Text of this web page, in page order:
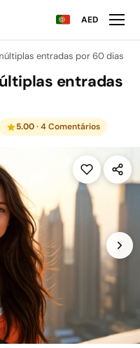
AED
entradas por 60 dias
entradas
5.00· 4 Comentários